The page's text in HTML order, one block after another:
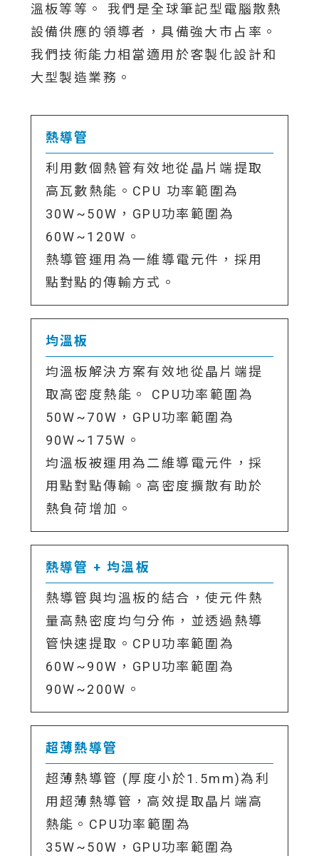
溫板等等。 我們是全球筆記型電腦散熱
設備供應的領導者，具備強大市占率。
我們技術能力相當適用於客製化設計和
大型製造業務。
熱導管
利用數個熱管有效地從晶片端提取
高瓦數熱能。CPU 功率範圍為
30W~50W，GPU功率範圍為
60W~120W。
熱導管運用為一維導電元件，採用
點對點的傳輸方式。
均溫板
均溫板解決方案有效地從晶片端提
取高密度熱能。 CPU功率範圍為
50W~70W，GPU功率範圍為
90W~175W。
均溫板被運用為二維導電元件，採
用點對點傳輸。高密度擴散有助於
熱負荷增加。
熱導管 + 均溫板
熱導管與均溫板的結合，使元件熱
量高熱密度均勻分佈，並透過熱導
管快速提取。CPU功率範圍為
60W~90W，GPU功率範圍為
90W~200W。
超薄熱導管
超薄熱導管 (厚度小於1.5mm)為利
用超薄熱導管，高效提取晶片端高
熱能。CPU功率範圍為
35W~50W，GPU功率範圍為